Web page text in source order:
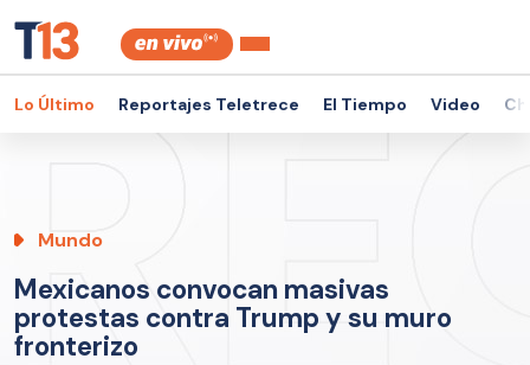
Lo Último Reportajes Teletrece El Tiempo Video
Mundo
Mexicanos convocan masivas
protestas contra Trump y su muro
fronterizo